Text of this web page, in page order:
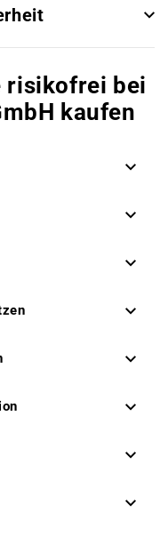
risikofrei bei
kaufen